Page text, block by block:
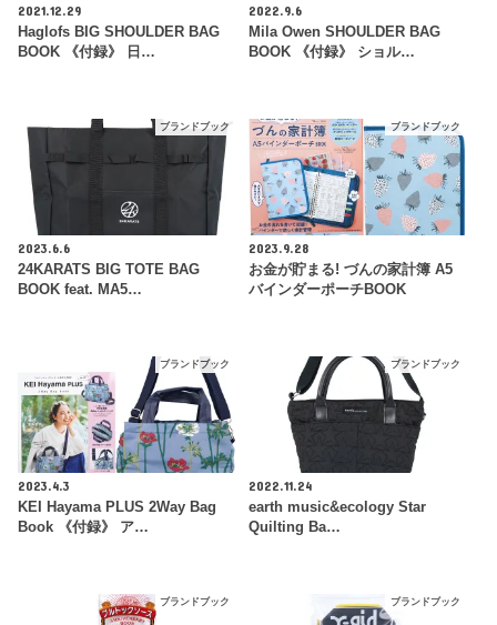
2021.12.29
Haglofs BIG SHOULDER BAG
BOOK 《付録》 日…
2022.9.6
Mila Owen SHOULDER BAG
BOOK 《付録》 ショル…
ブランドブック
2023.6.6
24KARATS BIG TOTE BAG
BOOK feat. MA5…
ブランドブック
2023.9.28
お金が貯まる! づんの家計簿 A5
バインダーポーチBOOK
ブランドブック
2023.4.3
KEI Hayama PLUS 2Way Bag
Book 《付録》 ア…
ブランドブック
2022.11.24
earth music&ecology Star
Quilting Ba…
ブランドブック ブランドブック